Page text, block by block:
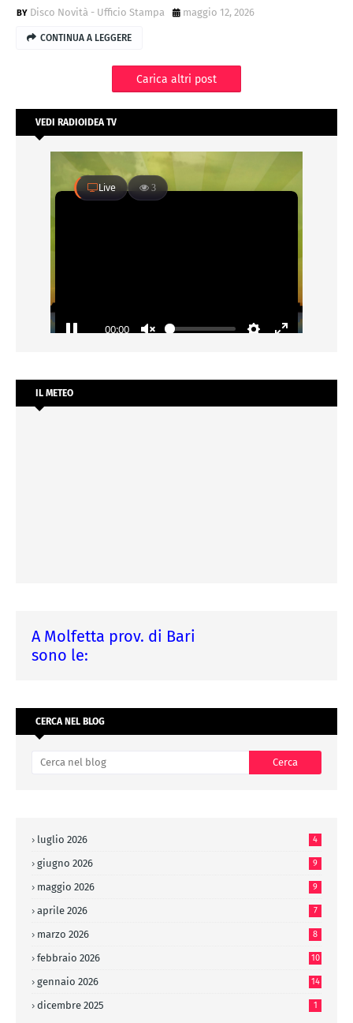
Disco Novità - Ufficio Stampa
maggio 12, 2026
CONTINUA A LEGGERE
Carica altri post
VEDI RADIOIDEA TV
IL METEO
A Molfetta prov. di Bari
sono le:
CERCA NEL BLOG
luglio 2026 4
giugno 2026 9
maggio 2026 9
aprile 2026 7
marzo 2026 8
febbraio 2026 10
gennaio 2026 14
dicembre 2025 1